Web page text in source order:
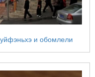
и обомлели